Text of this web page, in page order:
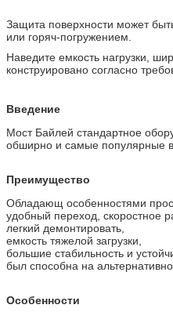
Защита поверхности может
или горяч-погружением.
Наведите емкость нагрузки,
конструировано согласно
Мост Байлей стандартное
обширно и самые популярные
Преимущество
Обладающ особенностями
удобный переход, скоростное
легкий демонтировать,
емкость тяжелой загрузки,
большие стабильность и
был способна на
Особенности